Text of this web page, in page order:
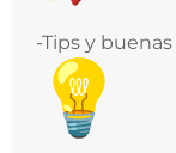
-Tips y